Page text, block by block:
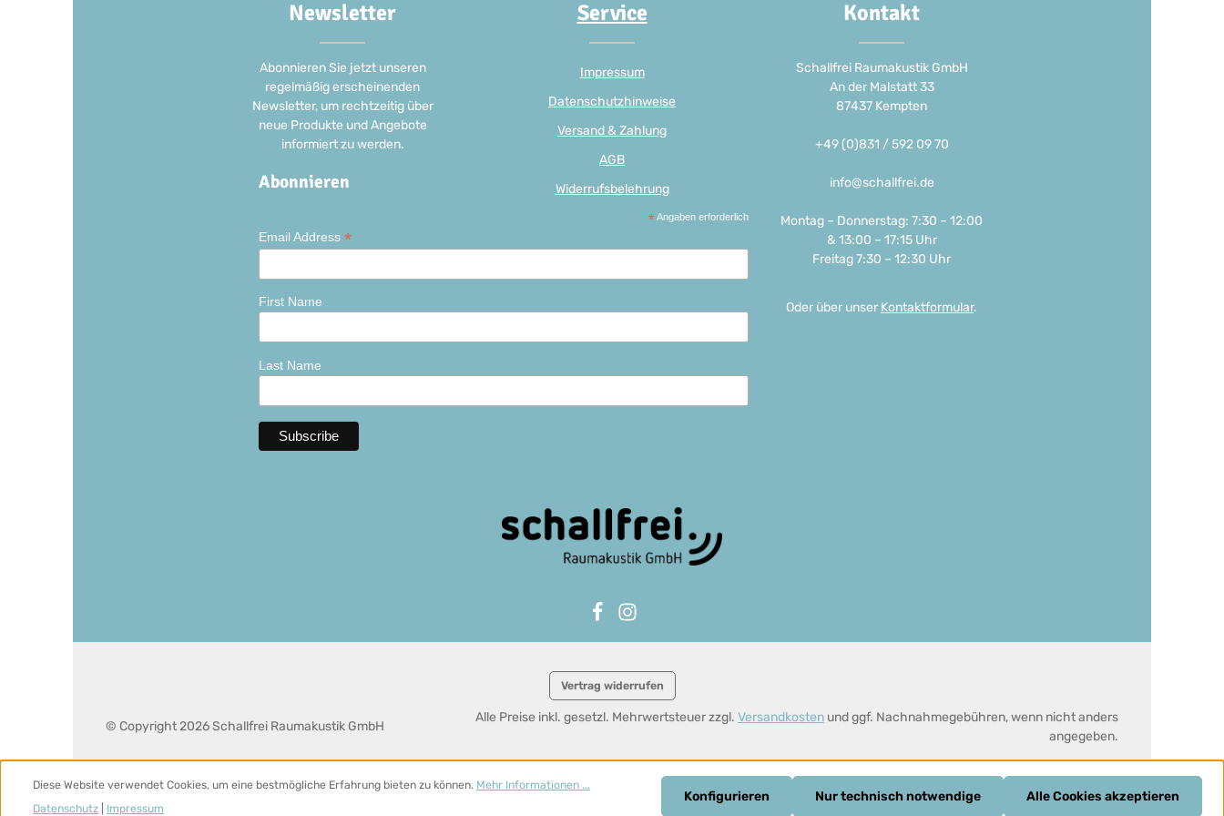
Newsletter
Abonnieren Sie jetzt unseren
regelmäßig erscheinenden
Newsletter, um rechtzeitig über
neue Produkte und Angebote
informiert zu werden.
Abonnieren
* Angaben erforderlich
Email Address *
First Name
Last Name
Service
Impressum
Datenschutzhinweise
Versand & Zahlung
AGB
Widerrufsbelehrung
Kontakt
Schallfrei Raumakustik GmbH
An der Malstatt 33
87437 Kempten
+49 (0)831 / 592 09 70
info@schallfrei.de
Montag – Donnerstag: 7:30 – 12:00
& 13:00 – 17:15 Uhr
Freitag 7:30 – 12:30 Uhr
Oder über unser Kontaktformular.
Vertrag widerrufen
© Copyright 2026 Schallfrei Raumakustik GmbH
Alle Preise inkl. gesetzl. Mehrwertsteuer zzgl. Versandkosten und ggf. Nachnahmegebühren, wenn nicht anders
angegeben.
Diese Website verwendet Cookies, um eine bestmögliche Erfahrung bieten zu können. Mehr Informationen ...
Datenschutz
Impressum
Nur technisch notwendige
Konfigurieren Alle Cookies akzeptieren